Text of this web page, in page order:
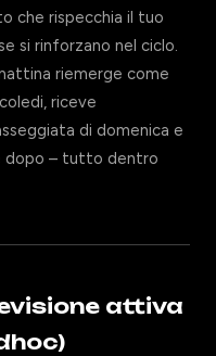
che rispecchia il tuo
si rinforzano nel ciclo.
riemerge come
riceve
di domenica e
dopo – tutto dentro
attiva